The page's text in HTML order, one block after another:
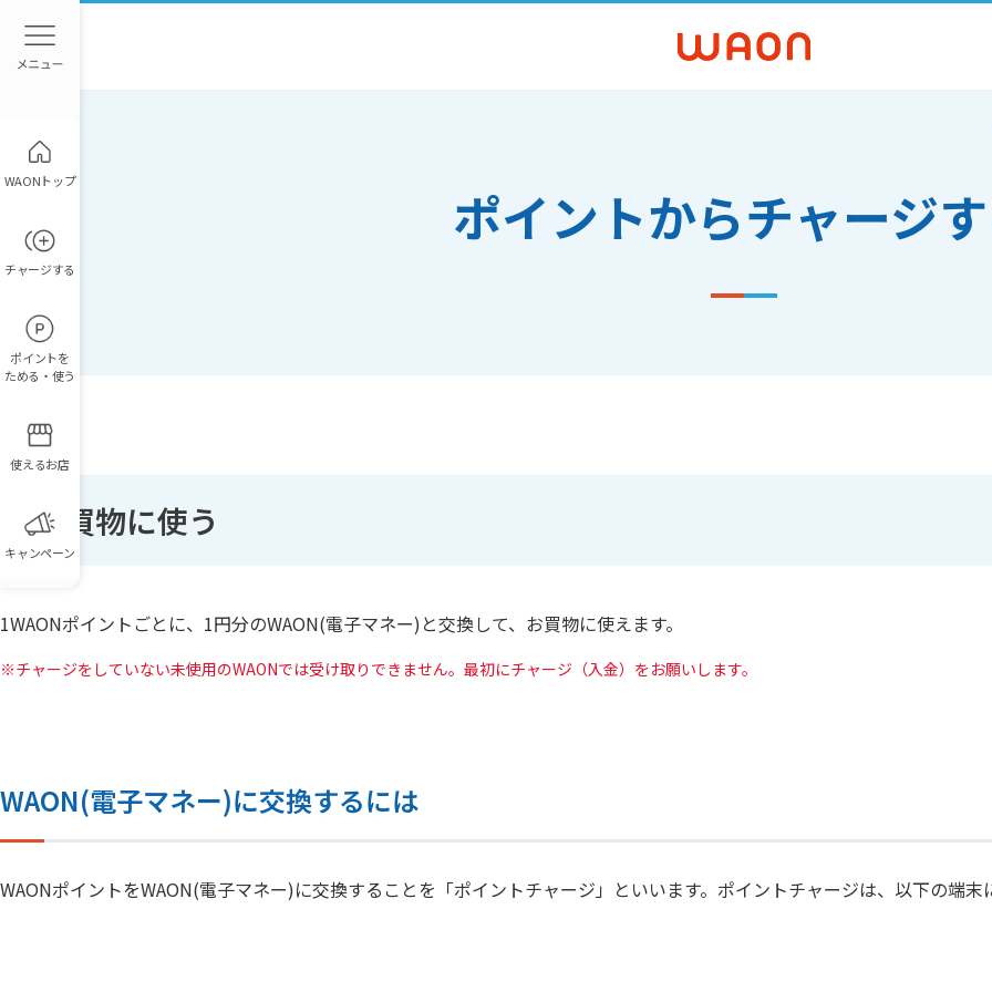
WAONトップ
チャージする
ポイントを
ためる・使う
使えるお店
キャンペーン
ポイントからチャージ
お買物に使う
1WAONポイントごとに、1円分のWAON(電子マネー)と交換して、お買物に使えます。
チャージをしていない未使用のWAONでは受け取りできません。最初にチャージ（入金）をお願いします。
WAON(電子マネー)に交換するには
WAONポイントをWAON(電子マネー)に交換することを「ポイントチャージ」といいます。ポイントチャージは、以下の端末